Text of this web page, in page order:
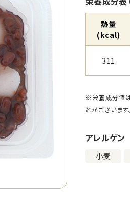
熱量
(kcal)
311
※栄養成分値は
とがございます。
アレルゲン
小麦